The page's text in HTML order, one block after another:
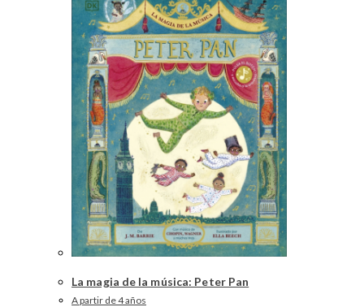
La magia de la música: Peter Pan
A partir de 4 años